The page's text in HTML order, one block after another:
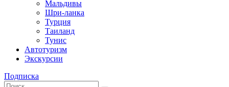
Мальдивы
Шри-ланка
Турция
Таиланд
Тунис
Автотуризм
Экскурсии
Подписка